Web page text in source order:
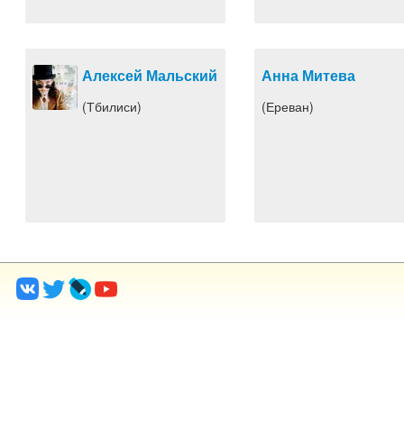
Алексей Мальский
(Тбилиси)
Анна Митева
(Ереван)